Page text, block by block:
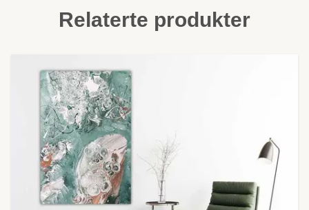
Relaterte produkter